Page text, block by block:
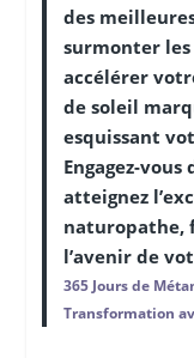
des
surmonter
accélérer
de soleil
esquissant
Engagez-
atteignez
naturopathe,
l’avenir de
365 Jours de
Transformation